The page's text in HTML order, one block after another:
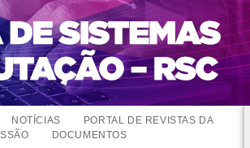
NOTÍCIAS
PORTAL DE REVISTAS DA
DOCUMENTOS